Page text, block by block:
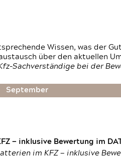
Wissen, was der
über den aktuellen
Sachverständige bei der
September
— inklusive Bewertung im
im KFZ — inklusive